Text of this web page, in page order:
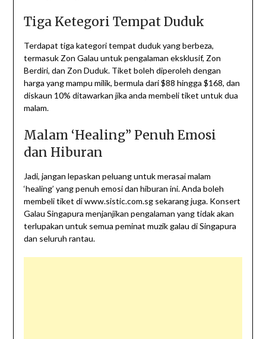
Tiga Ketegori Tempat Duduk
Terdapat tiga kategori tempat duduk yang berbeza,
termasuk Zon Galau untuk pengalaman eksklusif, Zon
Berdiri, dan Zon Duduk. Tiket boleh diperoleh dengan
harga yang mampu milik, bermula dari $88 hingga $168, dan
diskaun 10% ditawarkan jika anda membeli tiket untuk dua
malam.
Malam ‘Healing” Penuh Emosi
dan Hiburan
Jadi, jangan lepaskan peluang untuk merasai malam
‘healing’ yang penuh emosi dan hiburan ini. Anda boleh
membeli tiket di www.sistic.com.sg sekarang juga. Konsert
Galau Singapura menjanjikan pengalaman yang tidak akan
terlupakan untuk semua peminat muzik galau di Singapura
dan seluruh rantau.